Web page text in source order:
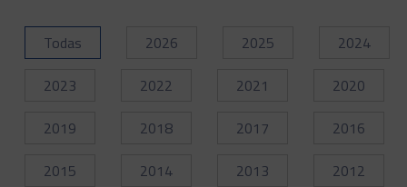
Todas 2026 2025
2024
2023
2022 2021
2020
2019
2018 2017
2016
2015
2014 2013
2012